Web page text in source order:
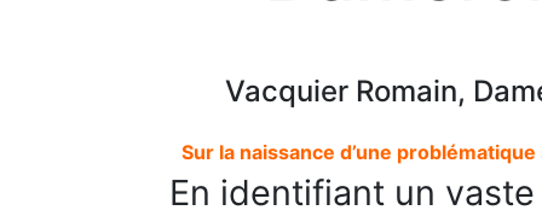
Vacquier Romain,
Sur la naissance d’une
En identifiant un